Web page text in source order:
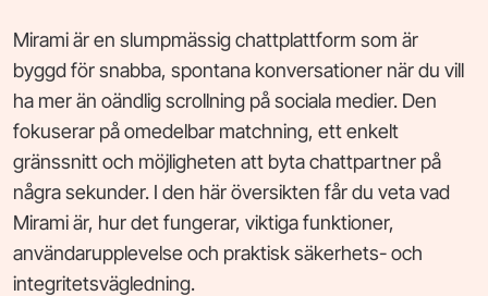
Mirami är en slumpmässig chattplattform som är
byggd för snabba, spontana konversationer när du vill
ha mer än oändlig scrollning på sociala medier. Den
fokuserar på omedelbar matchning, ett enkelt
gränssnitt och möjligheten att byta chattpartner på
några sekunder. I den här översikten får du veta vad
Mirami är, hur det fungerar, viktiga funktioner,
användarupplevelse och praktisk säkerhets- och
integritetsvägledning.